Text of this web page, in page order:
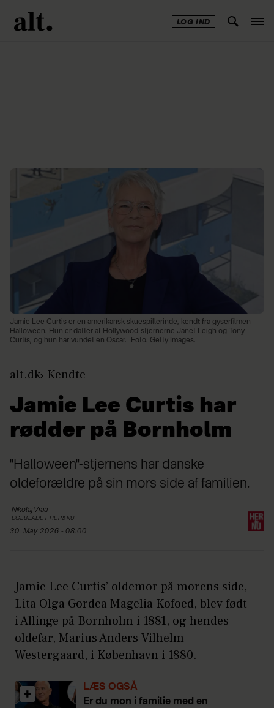
LOG IND
Jamie Lee Curtis er en amerikansk skuespillerinde, kendt fra gyserfilmen
Halloween. Hun er datter af Hollywood-stjernerne Janet Leigh og Tony
Curtis, og hun har vundet en Oscar.
Foto. Getty Images.
alt.dk Kendte
Jamie Lee Curtis har
rødder på Bornholm
"Halloween"-stjernens har danske
oldeforældre på sin mors side af familien.
Nikolaj Vraa
UGEBLADET HER&NU
30. May 2026 - 08:00
Jamie Lee Curtis’ oldemor på morens side,
Lita Olga Gordea Magelia Kofoed, blev født
i Allinge på Bornholm i 1881, og hendes
oldefar, Marius Anders Vilhelm
Westergaard, i København i 1880.
LÆS OGSÅ
Er du mon i familie med en